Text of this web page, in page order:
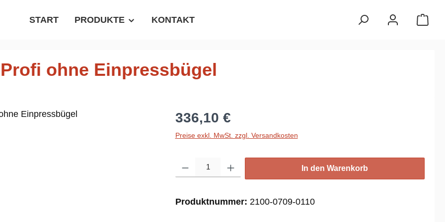
START
PRODUKTE KONTAKT
ohne Einpressbügel
Regulärer Preis:
336,10 €
Preise exkl. MwSt. zzgl. Versandkosten
In den Warenkorb
Produktnummer: 2100-0709-0110